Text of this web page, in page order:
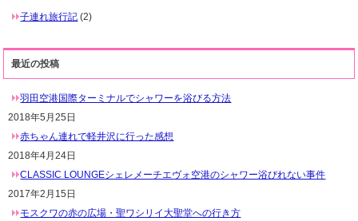
子連れ旅行記 (2)
最近の投稿
羽田空港国際ターミナルでシャワーを浴びる方法
2018年5月25日
赤ちゃん連れで軽井沢に行った感想
2018年4月24日
CLASSIC LOUNGEシェレメーチエヴォ空港のシャワー浴びれない事件
2017年2月15日
モスクワの赤の広場・聖ワシリイ大聖堂への行き方